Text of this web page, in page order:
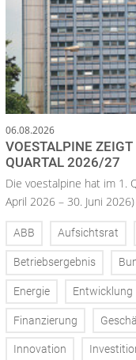
06.08.2026
VOESTALPINE
QUARTAL 2026/27
Die voestalpine hat im 1.
April 2026 – 30. Juni
ABB Aufsichtsrat
Betriebsergebnis
Energie Entwicklung
Finanzierung
Innovation